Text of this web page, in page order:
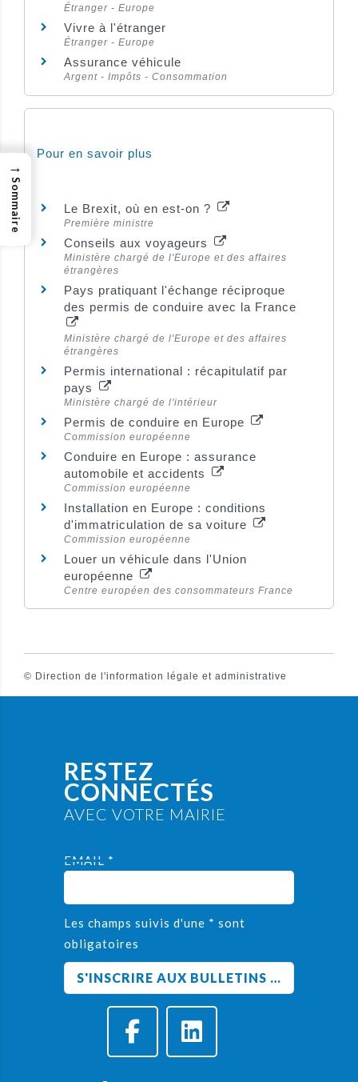
Étranger - Europe
Vivre à l'étranger
Étranger - Europe
Assurance véhicule
Argent - Impôts - Consommation
Pour en savoir plus
Le Brexit, où en est-on ?
Première ministre
Conseils aux voyageurs
Ministère chargé de l'Europe et des affaires
étrangères
Pays pratiquant l'échange réciproque
des permis de conduire avec la France
Ministère chargé de l'Europe et des affaires
étrangères
Permis international : récapitulatif par
pays
Ministère chargé de l'intérieur
Permis de conduire en Europe
Commission européenne
Conduire en Europe : assurance
automobile et accidents
Commission européenne
Installation en Europe : conditions
d'immatriculation de sa voiture
Commission européenne
Louer un véhicule dans l'Union
européenne
Centre européen des consommateurs France
© Direction de l'information légale et administrative
RESTEZ
CONNECTÉS
AVEC VOTRE MAIRIE
EMAIL *
Les champs suivis d'une * sont
obligatoires
→
Sommaire